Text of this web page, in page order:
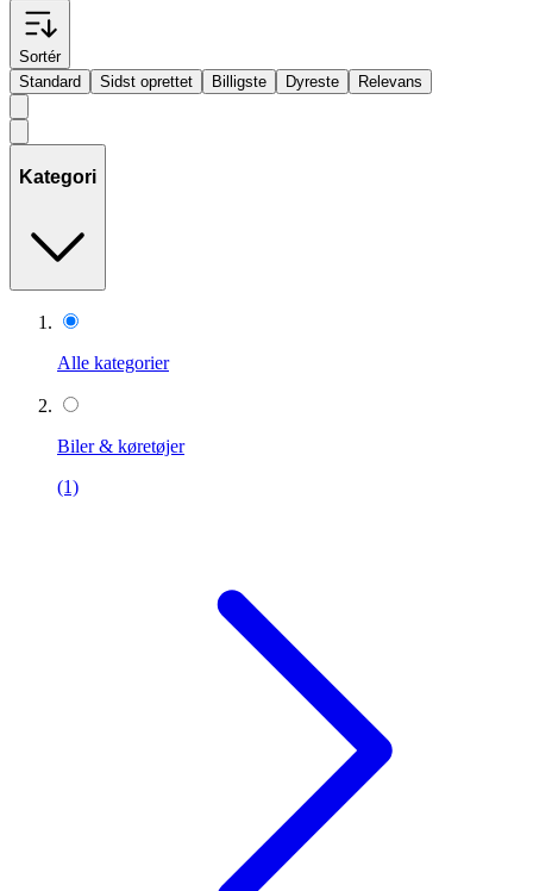
Sortér
Standard
Sidst oprettet Billigste Dyreste Relevans
Kategori
Alle kategorier
Biler & køretøjer
(1)